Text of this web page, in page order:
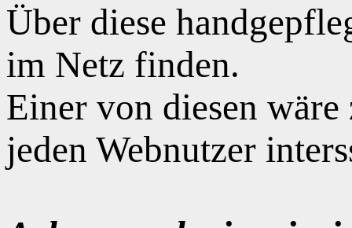
Über diese
im Netz finden.
Einer von diesen
jeden Webnutzer